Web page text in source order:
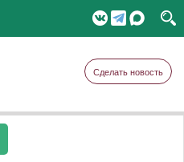
Сделать новость